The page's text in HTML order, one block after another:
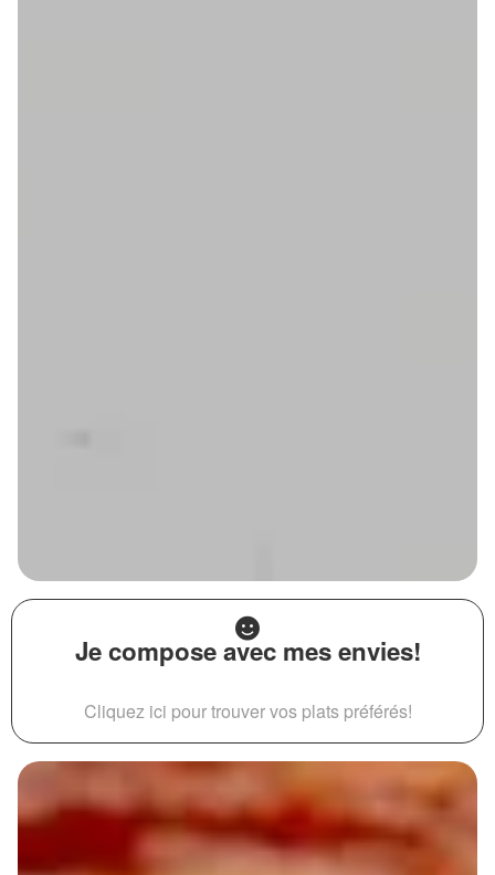
Je compose avec mes envies!
Cliquez ici pour trouver vos plats préférés!